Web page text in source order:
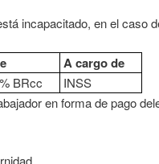
incapacitado, en el caso
A cargo de
BRcc
INSS
en forma de pago